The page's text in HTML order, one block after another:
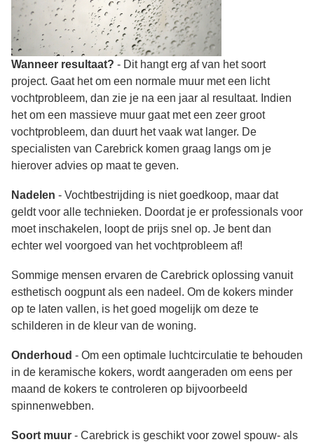
Wanneer resultaat? - Dit hangt erg af van het soort
project. Gaat het om een normale muur met een licht
vochtprobleem, dan zie je na een jaar al resultaat. Indien
het om een massieve muur gaat met een zeer groot
vochtprobleem, dan duurt het vaak wat langer. De
specialisten van Carebrick komen graag langs om je
hierover advies op maat te geven.
Nadelen - Vochtbestrijding is niet goedkoop, maar dat
geldt voor alle technieken. Doordat je er professionals voor
moet inschakelen, loopt de prijs snel op. Je bent dan
echter wel voorgoed van het vochtprobleem af!
Sommige mensen ervaren de Carebrick oplossing vanuit
esthetisch oogpunt als een nadeel. Om de kokers minder
op te laten vallen, is het goed mogelijk om deze te
schilderen in de kleur van de woning.
Onderhoud - Om een optimale luchtcirculatie te behouden
in de keramische kokers, wordt aangeraden om eens per
maand de kokers te controleren op bijvoorbeeld
spinnenwebben.
Soort muur - Carebrick is geschikt voor zowel spouw- als